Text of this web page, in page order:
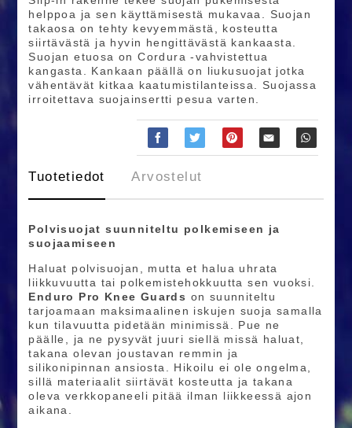
helppoa ja sen käyttämisestä mukavaa. Suojan
takaosa on tehty kevyemmästä, kosteutta
siirtävästä ja hyvin hengittävästä kankaasta.
Suojan etuosa on Cordura -vahvistettua
kangasta. Kankaan päällä on liukusuojat jotka
vähentävät kitkaa kaatumistilanteissa. Suojassa
irroitettava suojainsertti pesua varten.
Tuotetiedot Arvostelut
Polvisuojat suunniteltu polkemiseen ja
suojaamiseen
Haluat polvisuojan, mutta et halua uhrata
liikkuvuutta tai polkemistehokkuutta sen vuoksi.
Enduro Pro Knee Guards on suunniteltu
tarjoamaan maksimaalinen iskujen suoja samalla
kun tilavuutta pidetään minimissä. Pue ne
päälle, ja ne pysyvät juuri siellä missä haluat,
takana olevan joustavan remmin ja
silikonipinnan ansiosta. Hikoilu ei ole ongelma,
sillä materiaalit siirtävät kosteutta ja takana
oleva verkkopaneeli pitää ilman liikkeessä ajon
aikana.